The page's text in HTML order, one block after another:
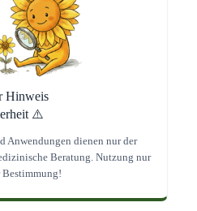
Hinweis
⚠️
Anwendungen dienen nur der
Beratung. Nutzung nur